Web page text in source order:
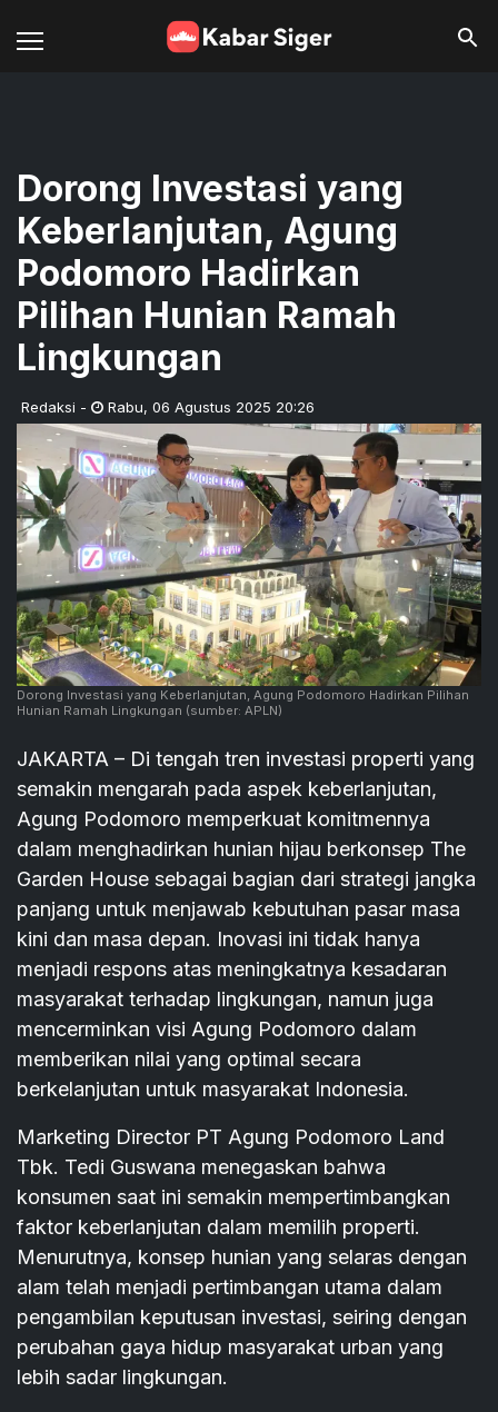
Dorong Investasi yang
Keberlanjutan, Agung
Podomoro Hadirkan
Pilihan Hunian Ramah
Lingkungan
Redaksi - Rabu, 06 Agustus 2025 20:26
Dorong Investasi yang Keberlanjutan, Agung Podomoro Hadirkan Pilihan
Hunian Ramah Lingkungan (sumber: APLN)
JAKARTA – Di tengah tren investasi properti yang
semakin mengarah pada aspek keberlanjutan,
Agung Podomoro memperkuat komitmennya
dalam menghadirkan hunian hijau berkonsep The
Garden House sebagai bagian dari strategi jangka
panjang untuk menjawab kebutuhan pasar masa
kini dan masa depan. Inovasi ini tidak hanya
menjadi respons atas meningkatnya kesadaran
masyarakat terhadap lingkungan, namun juga
mencerminkan visi Agung Podomoro dalam
memberikan nilai yang optimal secara
berkelanjutan untuk masyarakat Indonesia.
Marketing Director PT Agung Podomoro Land
Tbk. Tedi Guswana menegaskan bahwa
konsumen saat ini semakin mempertimbangkan
faktor keberlanjutan dalam memilih properti.
Menurutnya, konsep hunian yang selaras dengan
alam telah menjadi pertimbangan utama dalam
pengambilan keputusan investasi, seiring dengan
perubahan gaya hidup masyarakat urban yang
lebih sadar lingkungan.